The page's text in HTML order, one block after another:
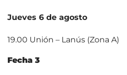
Jueves 6 de agosto
19.00 Unión – Lanús (Zona A)
Fecha 3